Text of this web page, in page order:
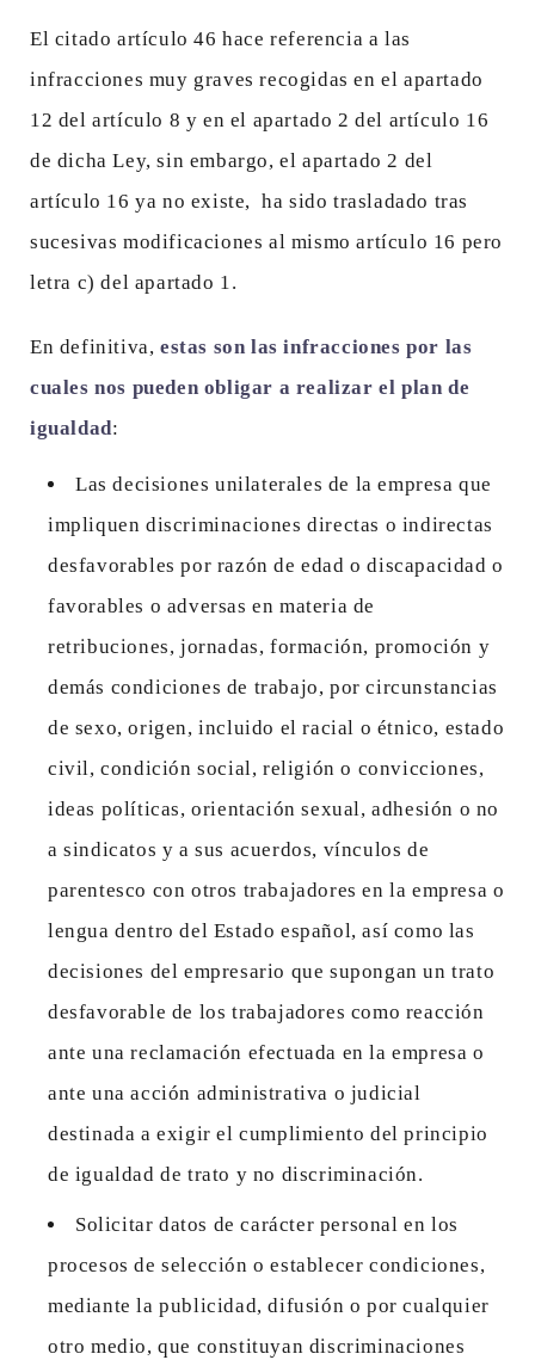
El citado artículo 46 hace referencia a las
infracciones muy graves recogidas en el apartado
12 del artículo 8 y en el apartado 2 del artículo 16
de dicha Ley, sin embargo, el apartado 2 del
artículo 16 ya no existe, ha sido trasladado tras
sucesivas modificaciones al mismo artículo 16 pero
letra c) del apartado 1.
En definitiva, estas son las infracciones por las
cuales nos pueden obligar a realizar el plan de
igualdad:
Las decisiones unilaterales de la empresa que
impliquen discriminaciones directas o indirectas
desfavorables por razón de edad o discapacidad o
favorables o adversas en materia de
retribuciones, jornadas, formación, promoción y
demás condiciones de trabajo, por circunstancias
de sexo, origen, incluido el racial o étnico, estado
civil, condición social, religión o convicciones,
ideas políticas, orientación sexual, adhesión o no
a sindicatos y a sus acuerdos, vínculos de
parentesco con otros trabajadores en la empresa o
lengua dentro del Estado español, así como las
decisiones del empresario que supongan un trato
desfavorable de los trabajadores como reacción
ante una reclamación efectuada en la empresa o
ante una acción administrativa o judicial
destinada a exigir el cumplimiento del principio
de igualdad de trato y no discriminación.
Solicitar datos de carácter personal en los
procesos de selección o establecer condiciones,
mediante la publicidad, difusión o por cualquier
otro medio, que constituyan discriminaciones